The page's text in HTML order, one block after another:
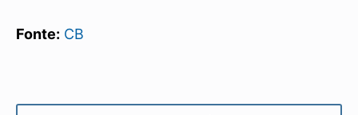
Fonte: CB